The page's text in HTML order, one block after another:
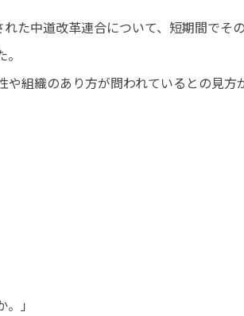
た中道改革連合について、短期間でそ
組織のあり方が問われているとの見方
」